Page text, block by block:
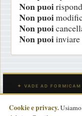
Non puoi
Non puoi
Non puoi
Non puoi
Cookie e privacy.